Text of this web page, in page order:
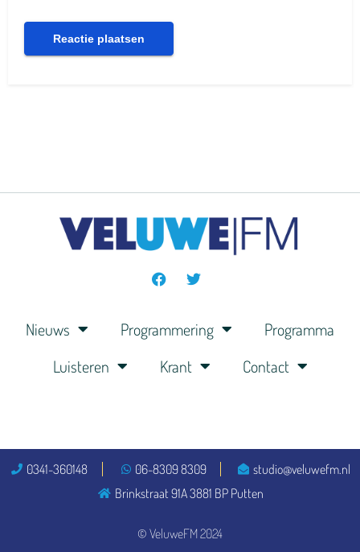
Nieuws Programmering
Programma
Luisteren
Krant Contact
© VeluweFM 2024
0341-360148 06-8309 8309
studio@veluwefm.nl
Brinkstraat 91A 3881 BP Putten